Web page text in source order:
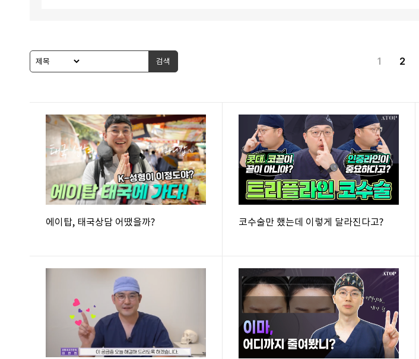
검색 1 2
에이탑, 태국상담 어땠을까? 코수술만 했는데 이렇게 달라진다고?